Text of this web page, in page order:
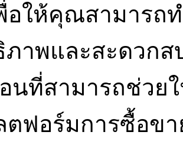
อให้คุณสามารถ
าพและสะดวกส
นที่สามารถช่วย
ตฟอร์มการซื้อขา